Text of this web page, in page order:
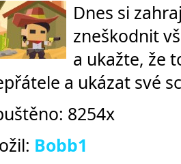
Dnes si
zneškodnit
a ukažte, že
a ukázat své
8254x
Bobb1